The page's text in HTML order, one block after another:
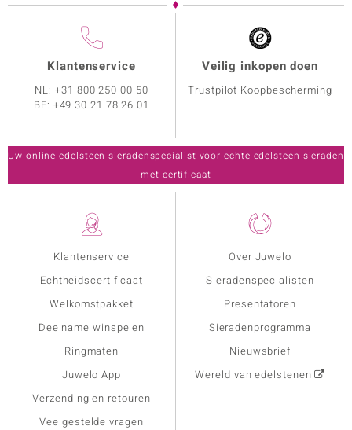
Klantenservice
Echtheidscertificaat
Welkomstpakket
Deelname winspelen
Ringmaten
Juwelo App
Verzending en retouren
Veelgestelde vragen
Over Juwelo
Sieradenspecialisten
Presentatoren
Sieradenprogramma
Nieuwsbrief
Wereld van edelstenen
Klantenservice
NL:+31 800 250 00 50
BE: +49 30 21 78 26 01
Veilig inkopen doen
Trustpilot Koopbescherming
Uw online edelsteen sieradenspecialist voor echte edelsteen sieraden
met certificaat